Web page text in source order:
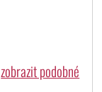
zobrazit podobné